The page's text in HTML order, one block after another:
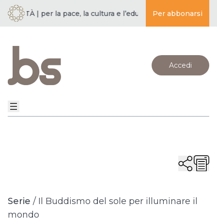
| per la pace, la cultura e l’educazione ·BUDDISMO E
Per abbonarsi
Accedi
Serie / Il Buddismo del sole per illuminare il
mondo